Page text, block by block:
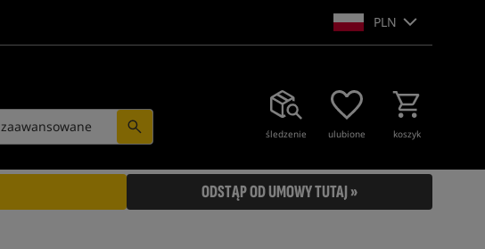
PLN
śledzenie ulubione koszyk
zaawansowane
ODSTĄP OD UMOWY TUTAJ »